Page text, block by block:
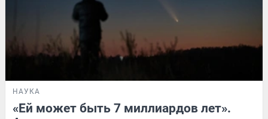
НАУКА
«Ей может быть 7 миллиардов лет».